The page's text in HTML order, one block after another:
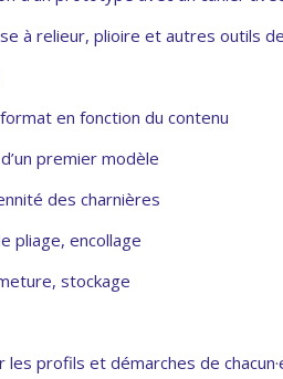
à relieur, plioire et autres outils
en fonction du contenu
premier modèle
des charnières
pliage, encollage
stockage
profils et démarches de